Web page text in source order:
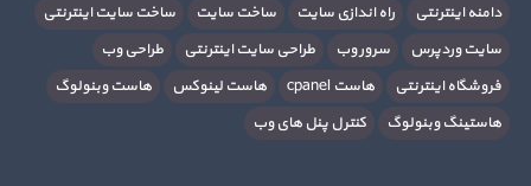
دامنه اینترنتی
راه اندازی سایت ساخت سایت
ساخت سایت اینترنتی
سایت وردپرس
سرور وب طراحی سایت اینترنتی
طراحی وب
فروشگاه اینترنتی
هاست cpanel هاست لینوکس
هاست وبنولوگ
هاستینگ وبنولوگ
کنترل پنل های وب